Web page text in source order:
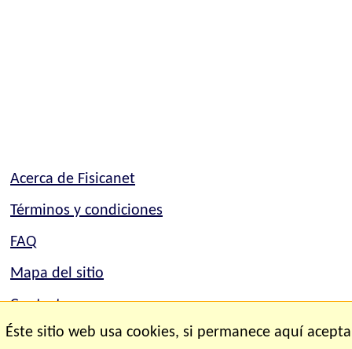
Acerca de Fisicanet
Términos y condiciones
FAQ
Mapa del sitio
Contacto
Éste sitio web usa cookies, si permanece aquí acepta